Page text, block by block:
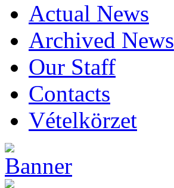
Actual News
Archived News
Our Staff
Contacts
Vételkörzet